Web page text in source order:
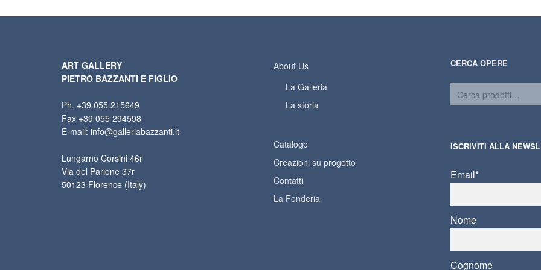
ART GALLERY
PIETRO BAZZANTI E FIGLIO
Ph. +39 055 215649
Fax +39 055 294598
E-mail: info@galleriabazzanti.it
Lungarno Corsini 46r
Via del Parione 37r
50123 Florence (Italy)
About Us
La Galleria
La storia
Catalogo
Creazioni su progetto
Contatti
La Fonderia
CERCA OPERE
ISCRIVITI ALLA
Email*
Nome
Cognome